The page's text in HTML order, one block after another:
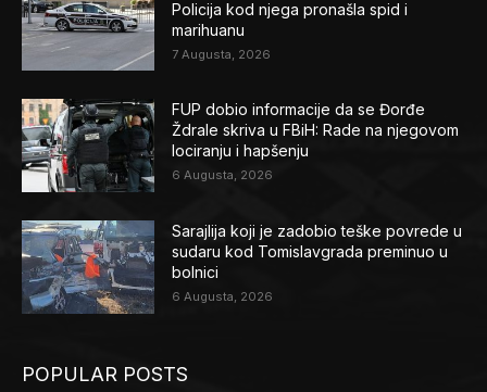
Policija kod njega pronašla spid i
marihuanu
7 Augusta, 2026
FUP dobio informacije da se Đorđe
Ždrale skriva u FBiH: Rade na njegovom
lociranju i hapšenju
6 Augusta, 2026
Sarajlija koji je zadobio teške povrede u
sudaru kod Tomislavgrada preminuo u
bolnici
6 Augusta, 2026
POPULAR POSTS